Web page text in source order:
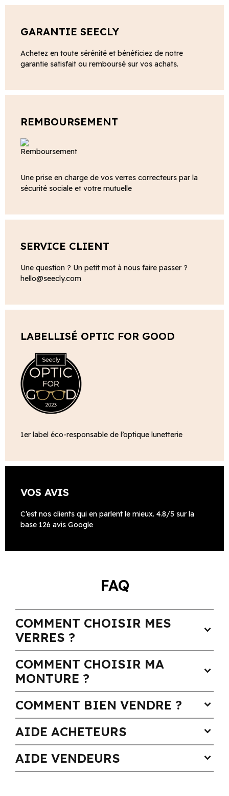
GARANTIE SEECLY
Achetez en toute sérénité et bénéficiez de notre
garantie satisfait ou remboursé sur vos achats.
REMBOURSEMENT
Une prise en charge de vos verres correcteurs par la
sécurité sociale et votre mutuelle
SERVICE CLIENT
Une question ? Un petit mot à nous faire passer ?
hello@seecly.com
LABELLISÉ OPTIC FOR GOOD
1er label éco-responsable de l’optique lunetterie
VOS AVIS
C’est nos clients qui en parlent le mieux. 4.8/5 sur la
base 126 avis Google
FAQ
COMMENT CHOISIR MES
VERRES ?
expand_more
COMMENT CHOISIR MA
MONTURE ?
expand_more
COMMENT BIEN VENDRE ? expand_more
AIDE ACHETEURS expand_more
AIDE VENDEURS expand_more